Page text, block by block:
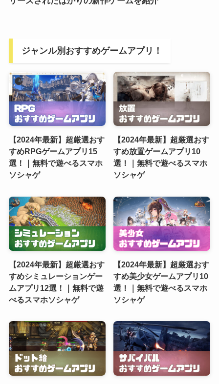
ジャンル別おすすめゲームアプリ！
【2024年最新】超厳選おす
すめRPGゲームアプリ15
選！｜無料で遊べるスマホ
ソシャゲ
【2024年最新】超厳選おす
すめ放置ゲームアプリ10
選！｜無料で遊べるスマホ
ソシャゲ
【2024年最新】超厳選おす
すめシミュレーションゲー
ムアプリ12選！｜無料で遊
べるスマホソシャゲ
【2024年最新】超厳選おす
すめ美少女ゲームアプリ10
選！｜無料で遊べるスマホ
ソシャゲ